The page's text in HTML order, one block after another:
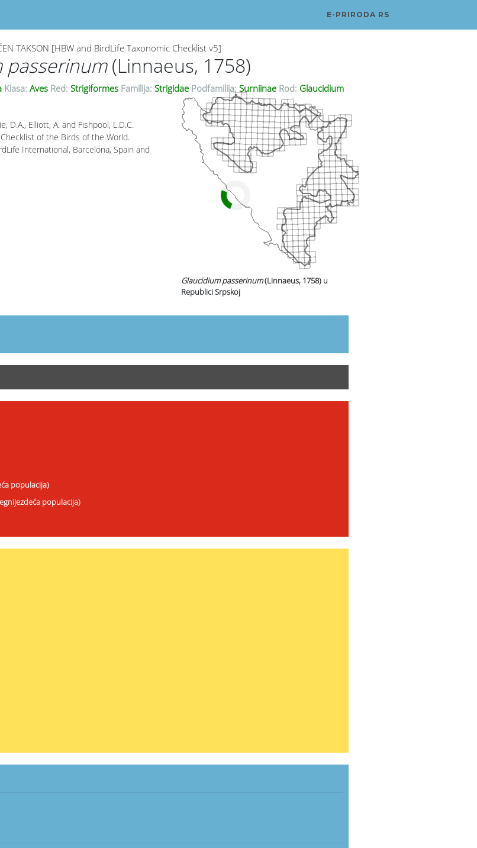
E-PRIRODA RS
TAKSON [HBW and BirdLife Taxonomic Checklist v5]
passerinum(Linnaeus, 1758)
Klasa: Aves Red: Strigiformes Familija: Strigidae Podfamilija: Surniinae Rod: Glaucidium
D.A., Elliott, A. and Fishpool, L.D.C.
of the Birds of the World.
International, Barcelona, Spain and
Glaucidium passerinum(Linnaeus, 1758) u
Republici Srpskoj
populacija)
populacija)